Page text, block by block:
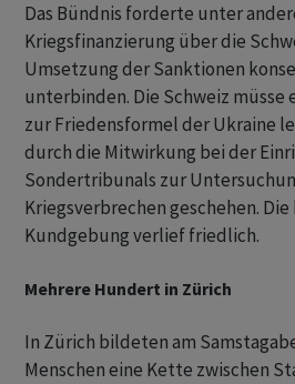
Das Bündnis forderte unter
Kriegsfinanzierung über die
Umsetzung der Sanktionen
unterbinden. Die Schweiz müsse
zur Friedensformel der Ukraine
durch die Mitwirkung bei der
Sondertribunals zur
Kriegsverbrechen geschehen.
Kundgebung verlief friedlich.
Mehrere Hundert in Zürich
In Zürich bildeten am
Menschen eine Kette zwischen